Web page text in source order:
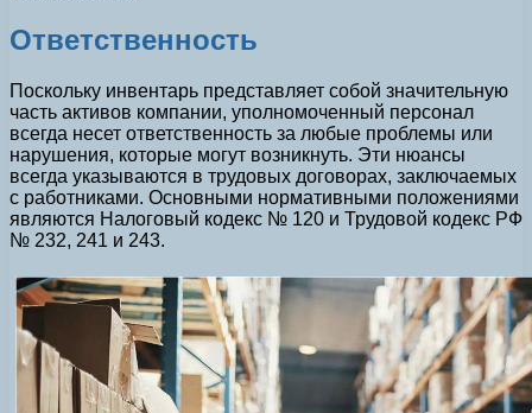
Ответственность
Поскольку инвентарь представляет собой значительную
часть активов компании, уполномоченный персонал
всегда несет ответственность за любые проблемы или
нарушения, которые могут возникнуть. Эти нюансы
всегда указываются в трудовых договорах, заключаемых
с работниками. Основными нормативными положениями
являются Налоговый кодекс № 120 и Трудовой кодекс РФ
№ 232, 241 и 243.